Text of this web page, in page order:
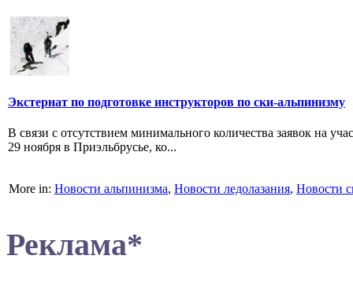
Экстернат по подготовке инструкторов по ски-альпинизму
В связи с отсутствием минимального количества заявок на
29 ноября в Приэльбрусье, ко...
More in: Новости альпинизма, Новости ледолазания, Новости
Реклама*